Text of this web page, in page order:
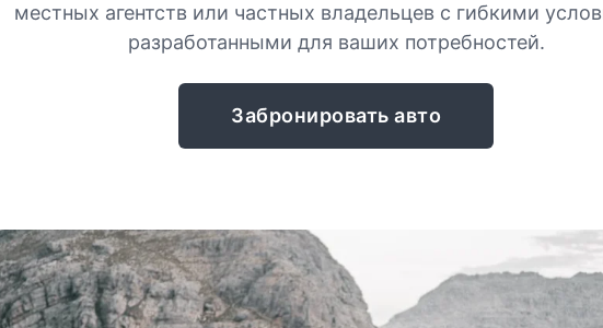
местных агентств или частных владельцев с гибкими
разработанными для ваших потребностей.
Забронировать авто